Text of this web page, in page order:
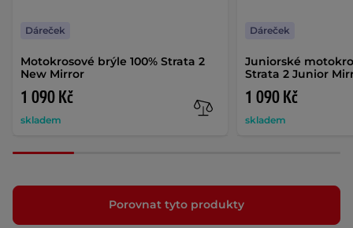
Motokrosové brýle 100% Strata 2
New Mirror
1 090 Kč
skladem
Dáreček
Juniorské
Strata 2 Junior
1 090 Kč
skladem
Dáreček
Porovnat tyto produkty